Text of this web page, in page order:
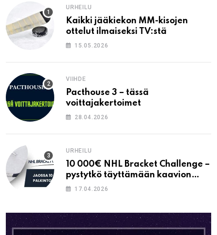
URHEILU
Kaikki jääkiekon MM-kisojen
ottelut ilmaiseksi TV:stä
15.05.2026
VIIHDE
Pacthouse 3 – tässä
voittajakertoimet
28.04.2026
URHEILU
10 000€ NHL Bracket Challenge –
pystytkö täyttämään kaavion
oikein?
17.04.2026